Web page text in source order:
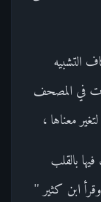
التشبيه
في المصحف
معناها ،
بالقلب
ابن كثير "